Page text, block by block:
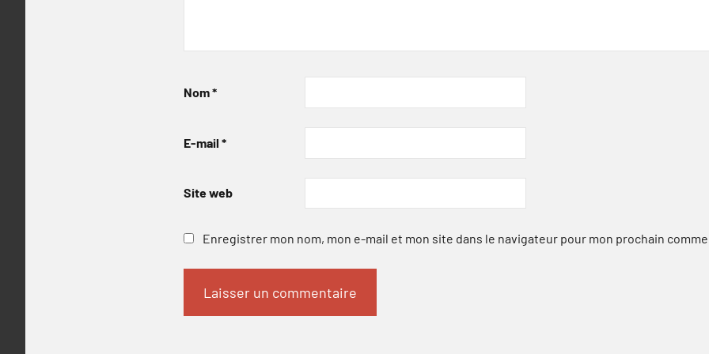
Nom*
E-mail *
Site web
Enregistrer mon nom, mon e-mail et mon site dans le navigateur pour mon prochain